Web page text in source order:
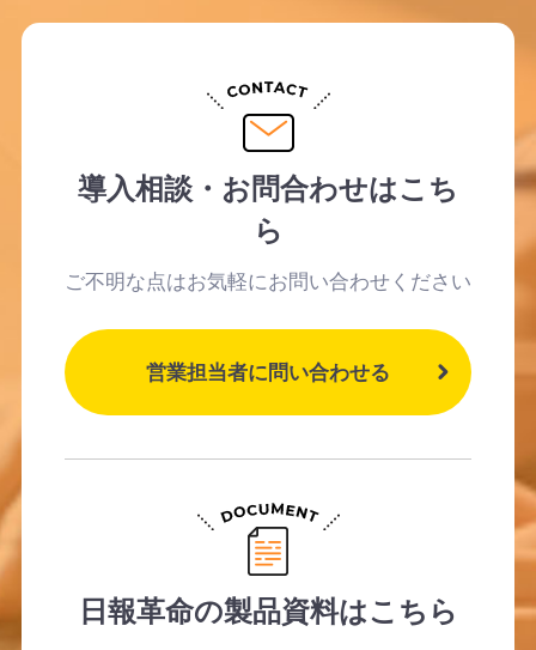
導入相談・お問合わせはこち
ら
ご不明な点はお気軽にお問い合わせください
営業担当者に問い合わせる
日報革命の製品資料はこちら